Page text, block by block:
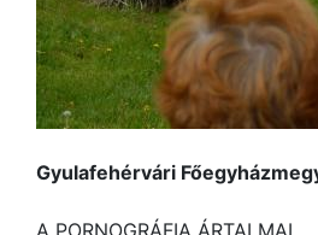
Gyulafehérvári
A PORNOGRÁFIA ÁRTALMAI